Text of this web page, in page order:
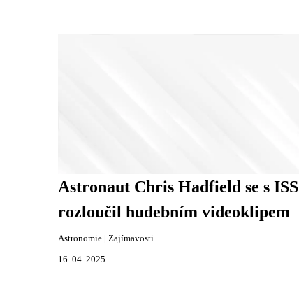
Astronaut Chris Hadfield se s ISS
rozloučil hudebním videoklipem
Astronomie | Zajímavosti
16. 04. 2025